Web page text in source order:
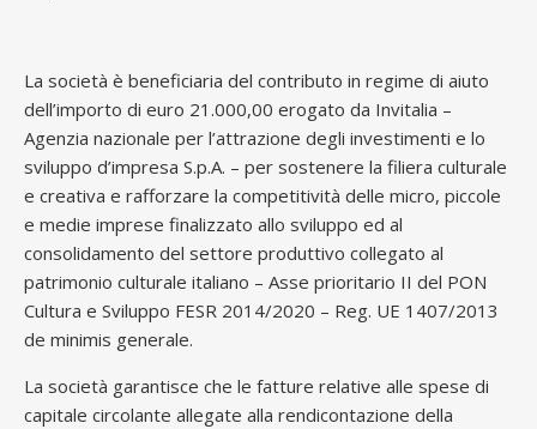
La società è beneficiaria del contributo in regime di aiuto
dell’importo di euro 21.000,00 erogato da Invitalia –
Agenzia nazionale per l’attrazione degli investimenti e lo
sviluppo d’impresa S.p.A. – per sostenere la filiera culturale
e creativa e rafforzare la competitività delle micro, piccole
e medie imprese finalizzato allo sviluppo ed al
consolidamento del settore produttivo collegato al
patrimonio culturale italiano – Asse prioritario II del PON
Cultura e Sviluppo FESR 2014/2020 – Reg. UE 1407/2013
de minimis generale.
La società garantisce che le fatture relative alle spese di
capitale circolante allegate alla rendicontazione della